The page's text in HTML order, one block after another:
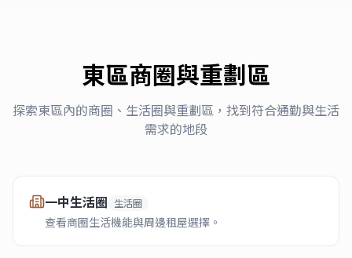
東區商圈與重劃區
探索東區內的商圈、生活圈與重劃區，找到符合通勤與生活
需求的地段
一中生活圈 生活圈
查看商圈生活機能與周邊租屋選擇。